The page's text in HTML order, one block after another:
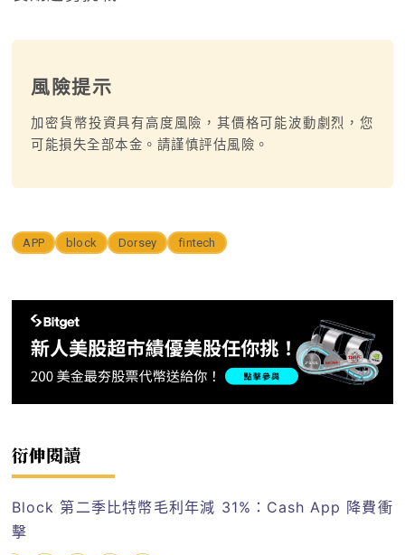
風險提示
加密貨幣投資具有高度風險，其價格可能波動劇烈，您
可能損失全部本金。請謹慎評估風險。
APP block Dorsey fintech
衍伸閱讀
Block 第二季比特幣毛利年減 31%：Cash App 降費衝
擊